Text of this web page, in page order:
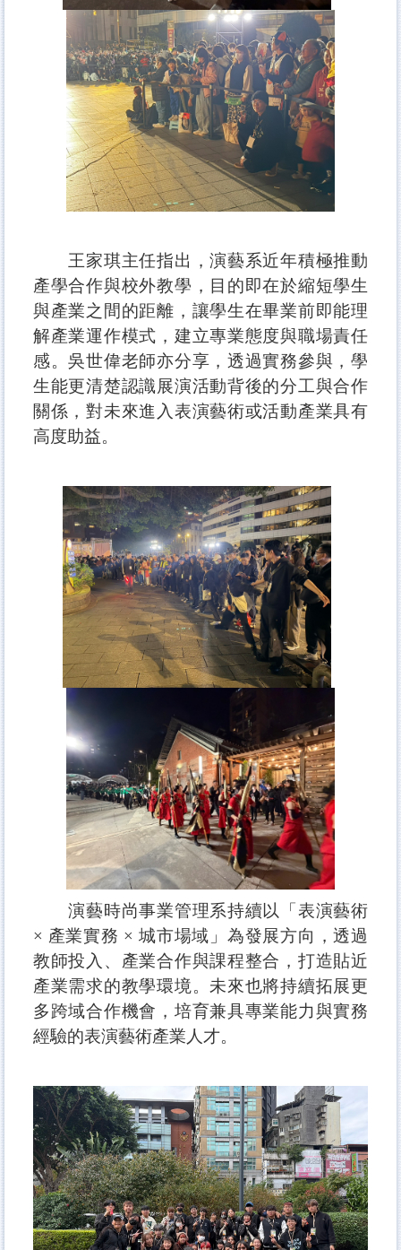
王家琪主任指出，演藝系近年積極推動
產學合作與校外教學，目的即在於縮短學生
與產業之間的距離，讓學生在畢業前即能理
解產業運作模式，建立專業態度與職場責任
感。吳世偉老師亦分享，透過實務參與，學
生能更清楚認識展演活動背後的分工與合作
關係，對未來進入表演藝術或活動產業具有
高度助益。
演藝時尚事業管理系持續以「表演藝術
× 產業實務 × 城市場域」為發展方向，透過
教師投入、產業合作與課程整合，打造貼近
產業需求的教學環境。未來也將持續拓展更
多跨域合作機會，培育兼具專業能力與實務
經驗的表演藝術產業人才。